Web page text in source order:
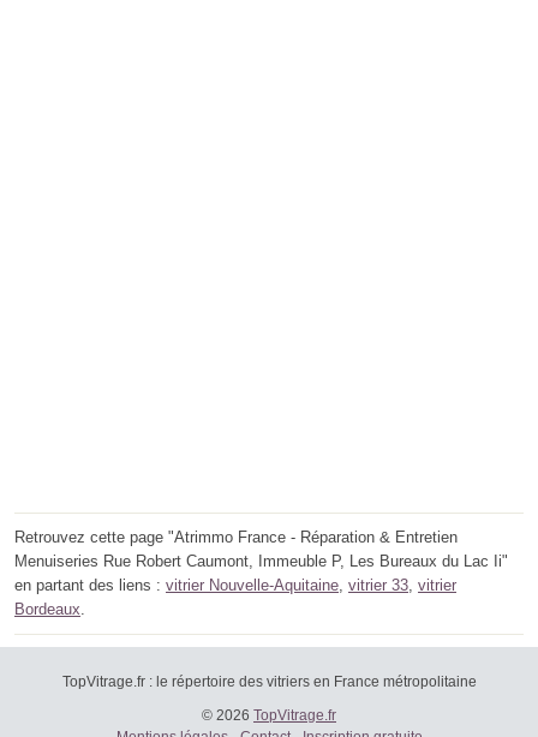
Retrouvez cette page "Atrimmo France - Réparation & Entretien
Menuiseries Rue Robert Caumont, Immeuble P, Les Bureaux du Lac Ii"
en partant des liens : vitrier Nouvelle-Aquitaine vitrier 33 vitrier
Bordeaux
TopVitrage.fr : le répertoire des vitriers en France métropolitaine
© 2026 TopVitrage.fr